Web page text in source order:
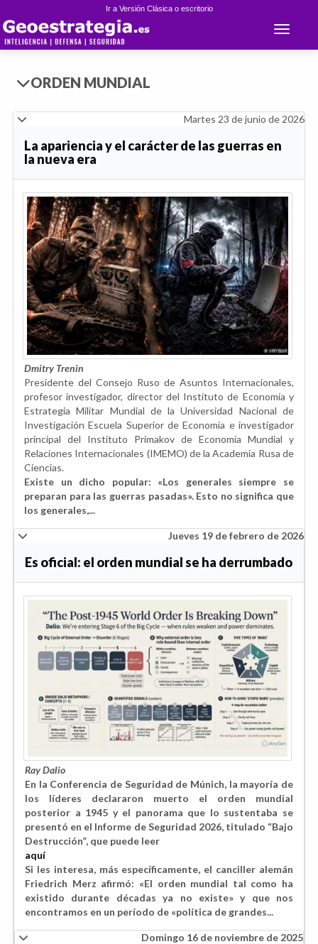
Ir a Versión Clásica o escritorio
Toggle
ORDEN MUNDIAL
Martes 23 de junio de 2026
La apariencia y el carácter de las guerras en
la nueva era
Dmitry Trenin
Presidente del Consejo Ruso de Asuntos Internacionales,
profesor investigador, director del Instituto de Economía y
Estrategia Militar Mundial de la Universidad Nacional de
Investigación Escuela Superior de Economía e investigador
principal del Instituto Primakov de Economía Mundial y
Relaciones Internacionales (IMEMO) de la Academia Rusa de
Ciencias.
Existe un dicho popular: «Los generales siempre se
preparan para las guerras pasadas». Esto no significa que
los generales,...
Jueves 19 de febrero de 2026
Es oficial: el orden mundial se ha derrumbado
Ray Dalio
En la Conferencia de Seguridad de Múnich, la mayoría de
los líderes declararon muerto el orden mundial
posterior a 1945 y el panorama que lo sustentaba se
presentó en el Informe de Seguridad 2026, titulado “Bajo
Destrucción”, que puede leer
aquí
Si les interesa, más específicamente, el canciller alemán
Friedrich Merz afirmó: «El orden mundial tal como ha
existido durante décadas ya no existe» y que nos
encontramos en un período de «política de grandes...
Domingo 16 de noviembre de 2025